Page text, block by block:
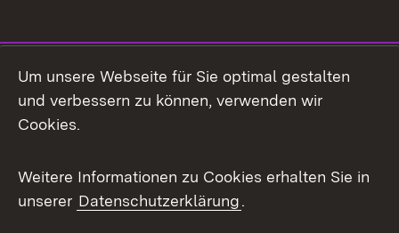
Facebook
X / Twitter
Youtube
Um unsere Webseite für Sie optimal gestalten
und verbessern zu können, verwenden wir
Cookies.
Weitere Informationen zu Cookies erhalten Sie in
unserer Datenschutzerklärung.